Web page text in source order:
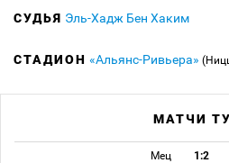
СУДЬЯ Эль-Хадж Бен Хаким
СТАДИОН «Альянс-Ривьера»
МАТЧИ
Мец 1:2